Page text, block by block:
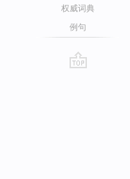
权威词典
例句